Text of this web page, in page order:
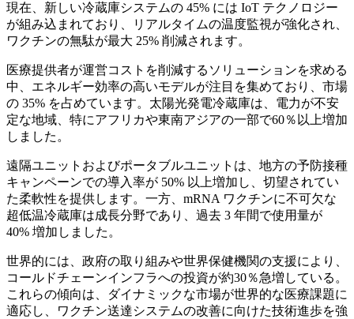
現在、新しい冷蔵庫システムの 45% には IoT テクノロジー
が組み込まれており、リアルタイムの温度監視が強化され、
ワクチンの無駄が最大 25% 削減されます。
医療提供者が運営コストを削減するソリューションを求める
中、エネルギー効率の高いモデルが注目を集めており、市場
の 35% を占めています。太陽光発電冷蔵庫は、電力が不安
定な地域、特にアフリカや東南アジアの一部で60％以上増加
しました。
遠隔ユニットおよびポータブルユニットは、地方の予防接種
キャンペーンでの導入率が 50% 以上増加し、切望されてい
た柔軟性を提供します。一方、mRNA ワクチンに不可欠な
超低温冷蔵庫は成長分野であり、過去 3 年間で使用量が
40% 増加しました。
世界的には、政府の取り組みや世界保健機関の支援により、
コールドチェーンインフラへの投資が約30％急増している。
これらの傾向は、ダイナミックな市場が世界的な医療課題に
適応し、ワクチン送達システムの改善に向けた技術進歩を強